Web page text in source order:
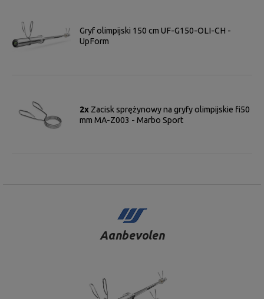
Gryf olimpijski 150 cm UF-G150-OLI-CH -
UpForm
2x Zacisk sprężynowy na gryfy olimpijskie fi50
mm MA-Z003 - Marbo Sport
Aanbevolen